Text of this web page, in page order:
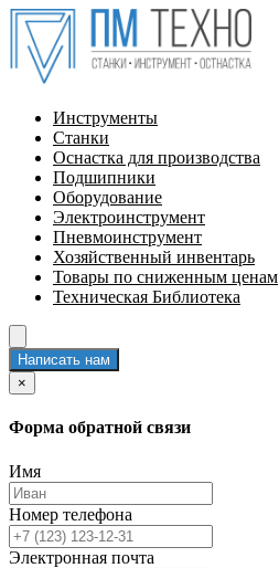
Инструменты
Станки
Оснастка для производства
Подшипники
Оборудование
Электроинструмент
Пневмоинструмент
Хозяйственный инвентарь
Товары по сниженным ценам
Техническая Библиотека
Написать нам
×
Форма обратной связи
Имя
Номер телефона
Электронная почта